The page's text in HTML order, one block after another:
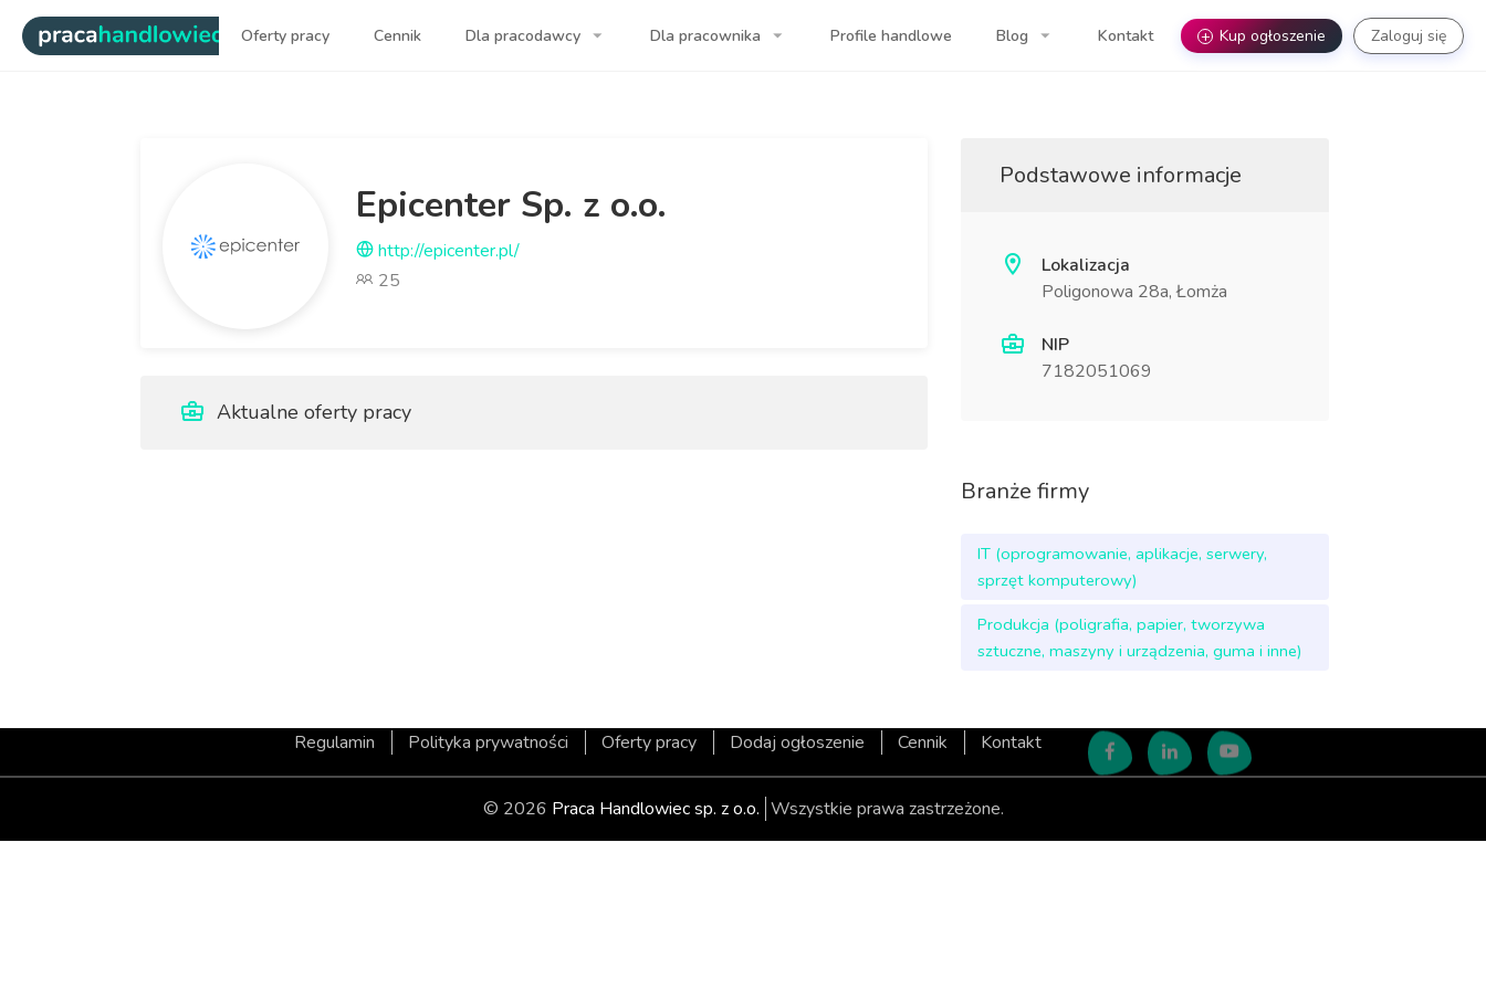
| Najlepsi ludzie sprzedaży dla Twojej firmy!
Oferty pracy Cennik Dla pracodawcy Dla pracownika Profile handlowe Blog Kontakt + Kup ogłoszenie Zaloguj się
Epicenter Sp. z o.o.
http://epicenter.pl/
25
Aktualne oferty pracy
Podstawowe informacje
Lokalizacja
Poligonowa 28a, Łomża
NIP
7182051069
Branże firmy
IT (oprogramowanie, aplikacje, serwery,
sprzęt komputerowy)
Produkcja (poligrafia, papier, tworzywa
sztuczne, maszyny i urządzenia, guma i inne)
Regulamin Polityka prywatności Oferty pracy Dodaj ogłoszenie Cennik Kontakt
© 2026 Praca Handlowiec sp. z o.o. Wszystkie prawa zastrzeżone.